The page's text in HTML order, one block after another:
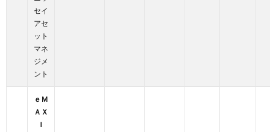
セイ
アセ
ット
マネ
ジメ
ント
ｅＭ
ＡＸ
Ｉ